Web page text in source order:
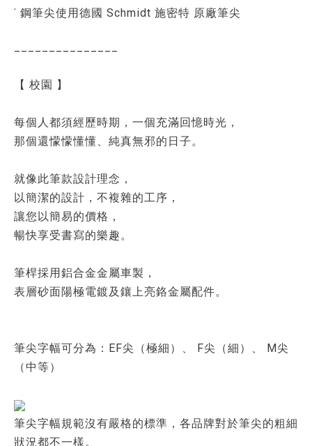
˙ 鋼筆尖使用德國 Schmidt 施密特 原廠筆尖
【 校園 】
每個人都須經歷時期，一個充滿回憶時光，
那個還懞懞懂懂、純真無邪的日子。
就像此筆款設計理念，
以簡潔的設計，不複雜的工序，
讓您以簡易的價格，
暢快享受書寫的樂趣。
筆桿採用鋁合金金屬車製，
表層砂面陽極電鍍及鑲上亮鉻金屬配件。
筆尖字幅可分為：EF尖（極細）、 F尖（細）、 M尖
（中等）
筆尖字幅規範沒有嚴格的標準，各品牌對於筆尖的粗細
狀況都不一樣。